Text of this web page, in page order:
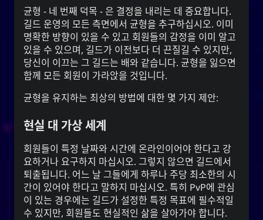
균형 - 네 번째 덕목 - 은 결정을 내리는 데 중요합니다.
길드 운영의 모든 측면에서 균형을 추구하십시오. 이미
명확한 방향이 있을 수 있고 회원들의 감정을 이미 알고
있을 수 있으며, 길드가 이전보다 더 끈질길 수 있지만,
당신이 이끄는 그 길드는 배와 같습니다. 균형을 잃으면
함께 모든 회원이 가라앉을 것입니다.
균형을 유지하는 최상의 방법에 대한 몇 가지 제안:
현실 대 가상 세계
회원들이 특정 날짜와 시간에 온라인이어야 한다고 강
요하거나 요구하지 마십시오. 그렇지 않으면 길드에서
퇴출됩니다. 어느 날 그들에게 하루나 주당 최소한의 시
간이 있어야 한다고 말하지 마십시오. 특히 PvP에 관심
이 있는 경우에는 길드가 설정한 특정 목표에 필수적일
수 있지만, 회원들도 현실적인 삶을 살아가야 합니다.